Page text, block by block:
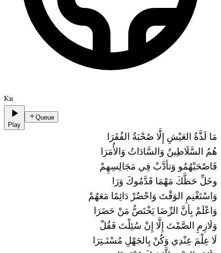
Ku
Play
Queue
مَا لَذَّةُ العَيْشِ إِلَّا صُحْبَةُ الفُقَرَا
هُمُ السَّلَاطِينُ وَالسَّادَاتُ وَالأُمَرَا
فَاصْحَبْهُمُو وَتأدَّبْ فِي مَجَالِسِهِمْ
وخَلِّ حَظَّكَ مَهْمَا قَدَّمُوكَ وَرَا
وَاسْتَغْنِمِ الوَقْتَ وَاحْضُرْ دَائِمًا مَعَهُمْ
وَاعْلَمْ بِأنَّ الرِّضَا يَخْتَصُّ مَنْ حَضَرَا
وَلَازِمِ الصَّمْتَ إِلَّا إِنْ سُئِلْتَ فَقُلْ
لَا عِلْمَ عِنْدِي وَكُنْ بِالجَهْلِ مُسْتَـتِرَا